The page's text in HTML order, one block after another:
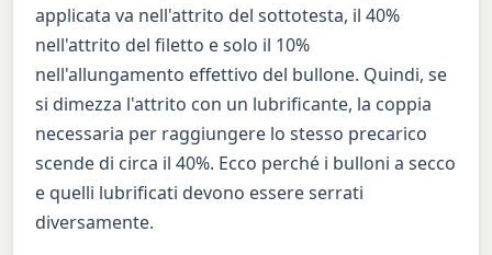
applicata va nell'attrito del sottotesta, il 40%
nell'attrito del filetto e solo il 10%
nell'allungamento effettivo del bullone. Quindi, se
si dimezza l'attrito con un lubrificante, la coppia
necessaria per raggiungere lo stesso precarico
scende di circa il 40%. Ecco perché i bulloni a secco
e quelli lubrificati devono essere serrati
diversamente.